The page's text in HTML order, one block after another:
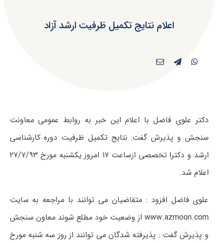
اعلام نتایج تکمیل ظرفیت ارشد آزاد
دکتر علوی فاضل با اعلام این خبر به روابط عمومی معاونت
سنجش و پذیرش گفت: نتایج تکمیل ظرفیت دوره کارشناسی
ارشد و دکترا تخصصی ازساعت ۱۷ امروز یکشنبه مورخ ۲۷/۷/۹۳
اعلام شد.
علوی فاضل افزود : متقاضیان می توانند با مراجعه به سایت
www.azmoon.com از وضعیت خود مطلع شوند معاون سنجش
و پذیرش گفت : پذیرفته شدگان می توانند از روز سه شنبه مورخ